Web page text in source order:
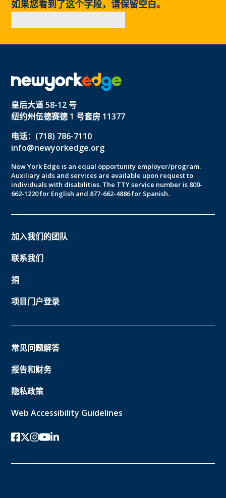
如果您看到了这个字段，请保留空白。
皇后大道 58-12 号
纽约州伍德赛德 1 号套房 11377
电话：(718) 786-7110
info@newyorkedge.org
New York Edge is an equal opportunity employer/program.
Auxiliary aids and services are available upon request to
individuals with disabilities. The TTY service number is 800-
662-1220 for English and 877-662-4886 for Spanish.
加入我们的团队
联系我们
捐
项目门户登录
常见问题解答
报告和财务
隐私政策
Web Accessibility Guidelines
Facebook
twitter-x
Instagram的
YouTube
领英